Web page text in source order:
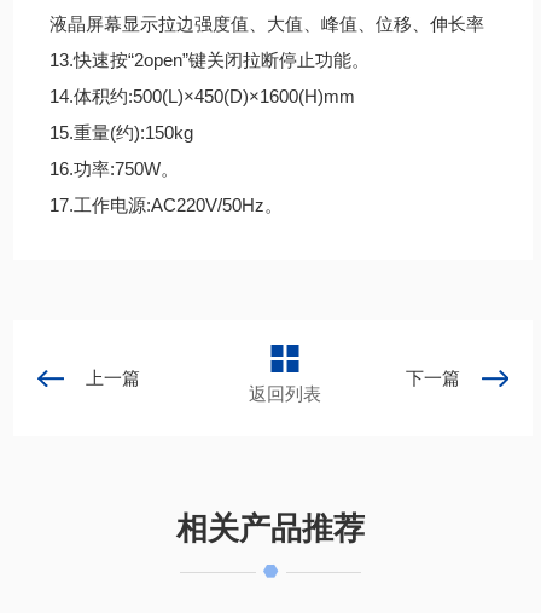
液晶屏幕显示拉边强度值、大值、峰值、位移、伸长率
13.快速按“2open”键关闭拉断停止功能。
14.体积约:500(L)×450(D)×1600(H)mm
15.重量(约):150kg
16.功率:750W。
17.工作电源:AC220V/50Hz。
上一篇
返回列表
下一篇
相关产品推荐